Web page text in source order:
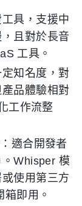
工具，支援中
且對於長音
工具。
定知名度，對
品體驗相對
工作流整
：適合開發者
Whisper 模
使用第三方
即用。